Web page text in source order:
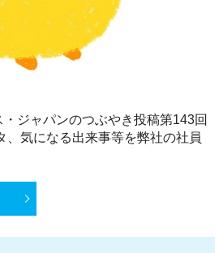
ジャパンのつぶやき投稿第143回
、気になる出来事等を弊社の社員